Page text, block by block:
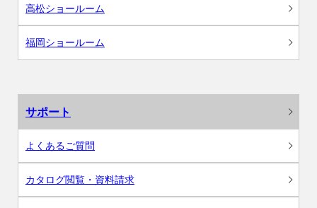
高松ショールーム
福岡ショールーム
サポート
よくあるご質問
カタログ閲覧・資料請求